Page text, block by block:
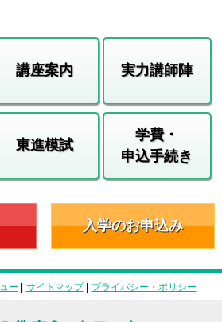
講座案内 実力講師陣
東進模試
学費・
申込手続き
入学のお申込み
ー | サイトマップ| プライバシー・ポリシー